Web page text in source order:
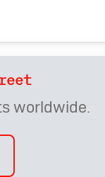
worldwide.